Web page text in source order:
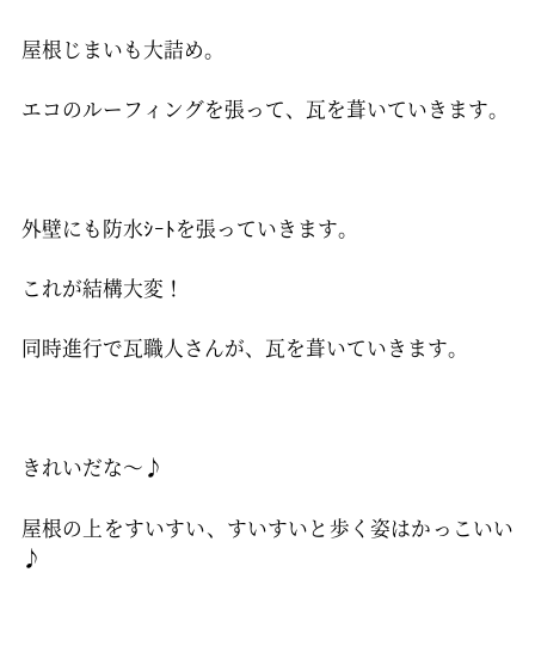
屋根じまいも大詰め。
エコのルーフィングを張って、瓦を葺いていきます。
外壁にも防水ｼｰﾄを張っていきます。
これが結構大変！
同時進行で瓦職人さんが、瓦を葺いていきます。
きれいだな～♪
屋根の上をすいすい、すいすいと歩く姿はかっこいい
♪